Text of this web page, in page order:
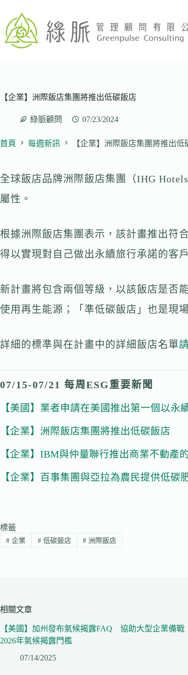
主
要
【企業】洲際飯店集團將推出低碳飯店
綠脈顧問 07/23/2024
首頁 每週新訊 【企業】洲際飯店集團將推出低
全球飯店品牌洲際飯店集團（IHG
屬性。
根據洲際飯店集團表示，該計畫推出符
得以實現對自己做出永續旅行承諾的客戶
新計畫將包含兩個等級，以該飯店是否
使用再生能源；「準低碳飯店」也是現
詳細的標準與在計畫中的詳細飯店名單
07/15-07/21 每周ESG重要新聞
【美國】業者申請在美國推出第一個以永
【企業】洲際飯店集團將推出低碳飯店
【企業】IBM與仲量聯行推出商業不動產
【企業】百事集團與亞拉為農民提供低碳
標籤
#企業 #低碳飯店 # 洲際飯店
相關文章
【美國】加州發布氣候揭露FAQ 協助大型企業備戰
2026年氣候揭露門檻
07/14/2025